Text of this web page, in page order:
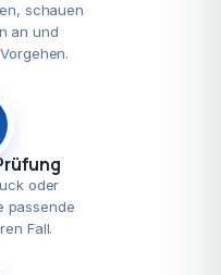
schauen
an und
oder
passende
Fall.